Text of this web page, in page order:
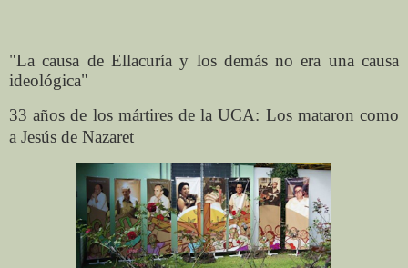
"La causa de Ellacuría y los demás no era una causa
ideológica"
33 años de los mártires de la UCA: Los mataron como
a Jesús de Nazaret